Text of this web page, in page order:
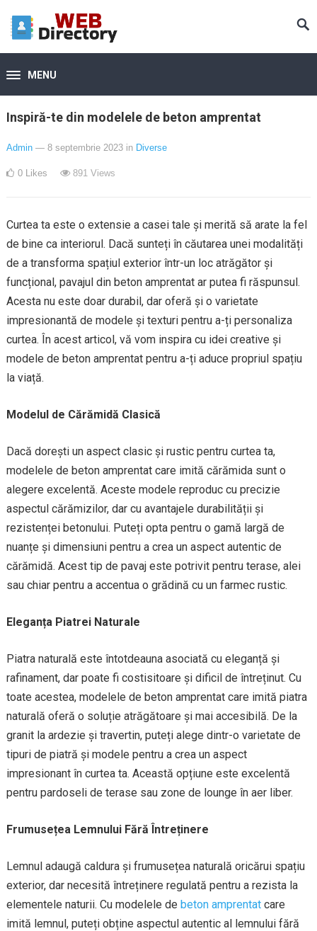
MENU
Inspiră-te din modelele de beton amprentat
Admin — 8 septembrie 2023 in Diverse
0 Likes 891Views
Curtea ta este o extensie a casei tale și merită să arate la fel
de bine ca interiorul. Dacă sunteți în căutarea unei modalități
de a transforma spațiul exterior într-un loc atrăgător și
funcțional, pavajul din beton amprentat ar putea fi răspunsul.
Acesta nu este doar durabil, dar oferă și o varietate
impresionantă de modele și texturi pentru a-ți personaliza
curtea. În acest articol, vă vom inspira cu idei creative și
modele de beton amprentat pentru a-ți aduce propriul spațiu
la viață.
Modelul de Cărămidă Clasică
Dacă dorești un aspect clasic și rustic pentru curtea ta,
modelele de beton amprentat care imită cărămida sunt o
alegere excelentă. Aceste modele reproduc cu precizie
aspectul cărămizilor, dar cu avantajele durabilității și
rezistenței betonului. Puteți opta pentru o gamă largă de
nuanțe și dimensiuni pentru a crea un aspect autentic de
cărămidă. Acest tip de pavaj este potrivit pentru terase, alei
sau chiar pentru a accentua o grădină cu un farmec rustic.
Eleganța Piatrei Naturale
Piatra naturală este întotdeauna asociată cu eleganță și
rafinament, dar poate fi costisitoare și dificil de întreținut. Cu
toate acestea, modelele de beton amprentat care imită piatra
naturală oferă o soluție atrăgătoare și mai accesibilă. De la
granit la ardezie și travertin, puteți alege dintr-o varietate de
tipuri de piatră și modele pentru a crea un aspect
impresionant în curtea ta. Această opțiune este excelentă
pentru pardoseli de terase sau zone de lounge în aer liber.
Frumusețea Lemnului Fără Întreținere
Lemnul adaugă caldura și frumusețea naturală oricărui spațiu
exterior, dar necesită întreținere regulată pentru a rezista la
elementele naturii. Cu modelele de beton amprentatcare
imită lemnul, puteți obține aspectul autentic al lemnului fără